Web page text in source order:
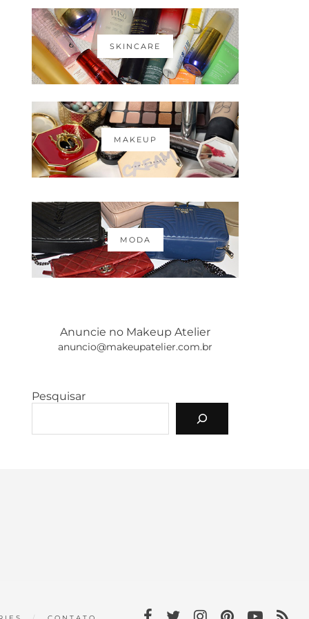
SKINCARE
MAKEUP
MODA
Anuncie no Makeup Atelier
anuncio@makeupatelier.com.br
Pesquisar